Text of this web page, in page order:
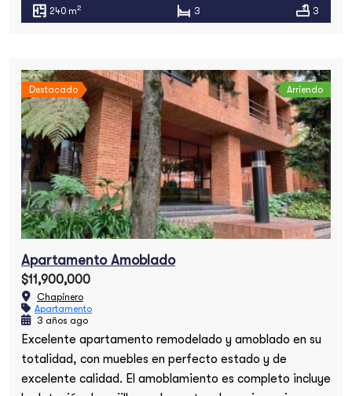
240 m2 3 3
Destacado Arriendo
Apartamento Amoblado
$11,900,000
Chapinero
Apartamento
3 años ago
Excelente apartamento remodelado y amoblado en su
totalidad, con muebles en perfecto estado y de
excelente calidad. El amoblamiento es completo incluye